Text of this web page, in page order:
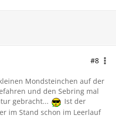
#8
Mondsteinchen auf der
und den Sebring mal
gebracht...
Ist der
im Stand schon im Leerlauf